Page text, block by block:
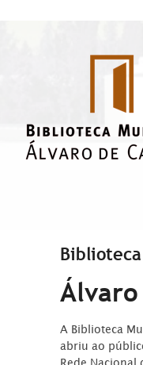
Álvaro
A Biblioteca
abriu ao